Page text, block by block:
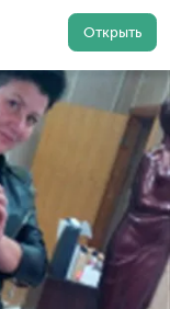
Открыть
в Московской